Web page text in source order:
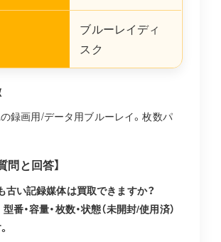
ブルーレイディ
スク
録画用/データ用ブルーレイ。枚数パ
問と回答】
古い記録媒体は買取できますか？
番・容量・枚数・状態（未開封/使用済）